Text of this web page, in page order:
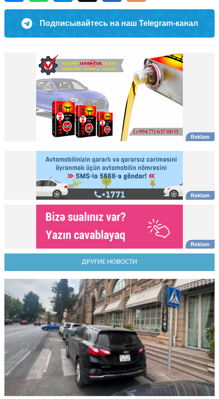
Подписывайтесь на наш Telegram-канал
ДРУГИЕ НОВОСТИ